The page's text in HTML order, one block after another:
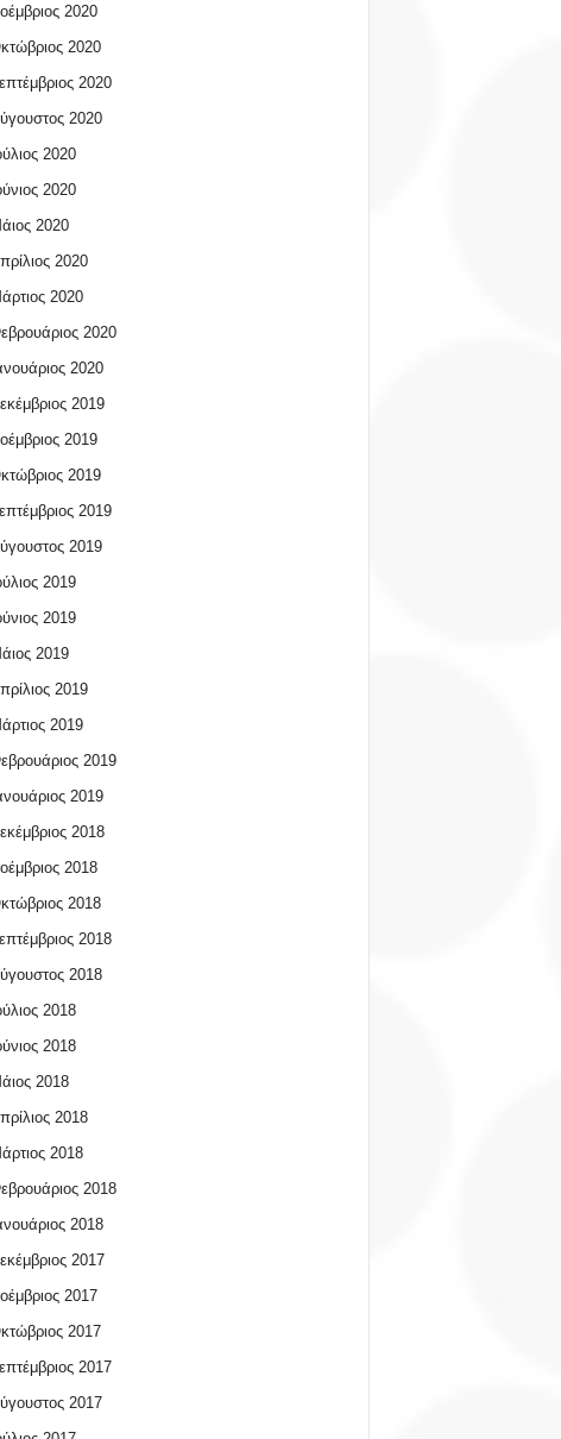
2020
2020
2020
2020
2020
2020
2020
2020
2020
2020
2020
2019
2019
2019
2019
2019
2019
2019
2019
2019
2019
2019
2019
2018
2018
2018
2018
2018
2018
2018
2018
2018
2018
2018
2018
2017
2017
2017
2017
2017